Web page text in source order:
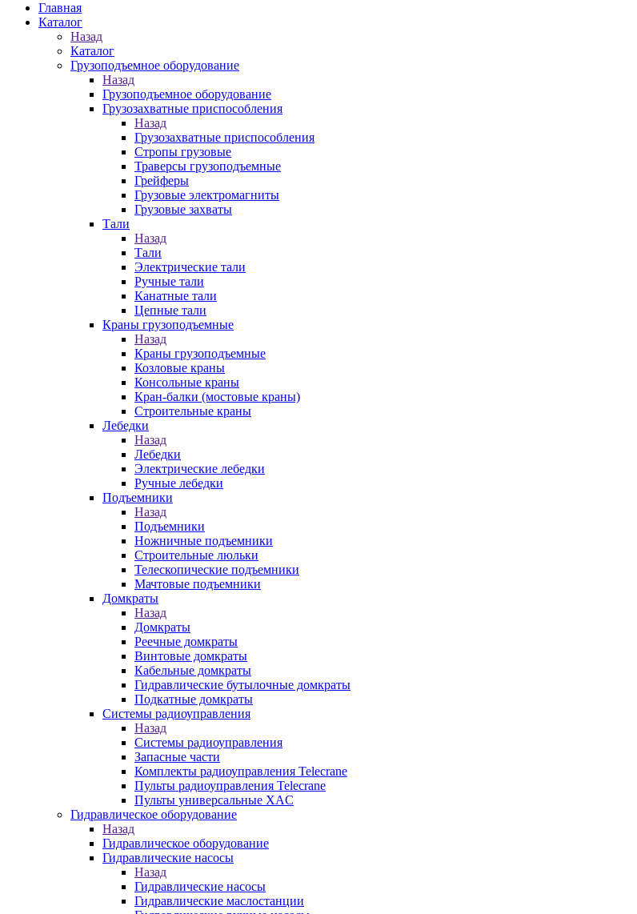
Главная
Каталог
Назад
Каталог
Грузоподъемное оборудование
Назад
Грузоподъемное оборудование
Грузозахватные приспособления
Назад
Грузозахватные приспособления
Стропы грузовые
Траверсы грузоподъемные
Грейферы
Грузовые электромагниты
Грузовые захваты
Тали
Назад
Тали
Электрические тали
Ручные тали
Канатные тали
Цепные тали
Краны грузоподъемные
Назад
Краны грузоподъемные
Козловые краны
Консольные краны
Кран-балки (мостовые краны)
Строительные краны
Лебедки
Назад
Лебедки
Электрические лебедки
Ручные лебедки
Подъемники
Назад
Подъемники
Ножничные подъемники
Строительные люльки
Телескопические подъемники
Мачтовые подъемники
Домкраты
Назад
Домкраты
Реечные домкраты
Винтовые домкраты
Кабельные домкраты
Гидравлические бутылочные домкраты
Подкатные домкраты
Системы радиоуправления
Назад
Системы радиоуправления
Запасные части
Комплекты радиоуправления Telecrane
Пульты радиоуправления Telecrane
Пульты универсальные XAC
Гидравлическое оборудование
Назад
Гидравлическое оборудование
Гидравлические насосы
Назад
Гидравлические насосы
Гидравлические маслостанции